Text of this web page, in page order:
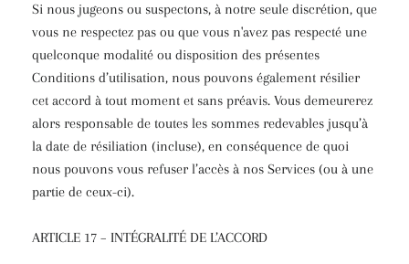
Si nous jugeons ou suspectons, à notre seule discrétion, que
vous ne respectez pas ou que vous n'avez pas respecté une
quelconque modalité ou disposition des présentes
Conditions d’utilisation, nous pouvons également résilier
cet accord à tout moment et sans préavis. Vous demeurerez
alors responsable de toutes les sommes redevables jusqu’à
la date de résiliation (incluse), en conséquence de quoi
nous pouvons vous refuser l’accès à nos Services (ou à une
partie de ceux-ci).
ARTICLE 17 – INTÉGRALITÉ DE L’ACCORD